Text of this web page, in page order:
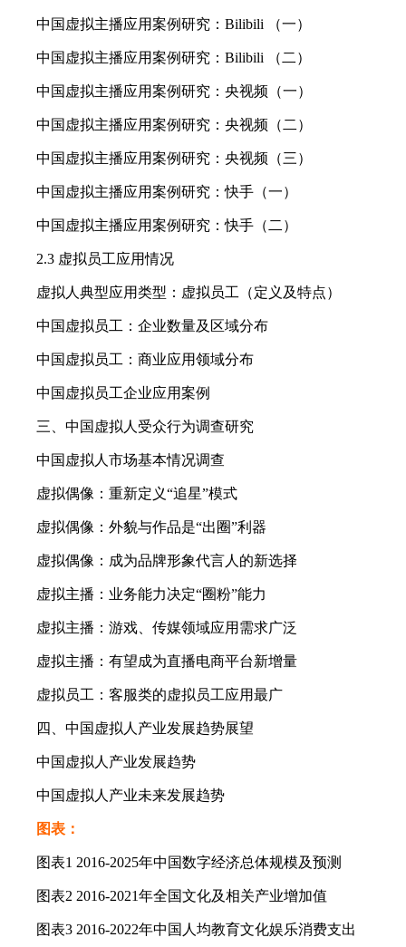
中国虚拟主播应用案例研究：Bilibili （一）
中国虚拟主播应用案例研究：Bilibili （二）
中国虚拟主播应用案例研究：央视频（一）
中国虚拟主播应用案例研究：央视频（二）
中国虚拟主播应用案例研究：央视频（三）
中国虚拟主播应用案例研究：快手（一）
中国虚拟主播应用案例研究：快手（二）
2.3 虚拟员工应用情况
虚拟人典型应用类型：虚拟员工（定义及特点）
中国虚拟员工：企业数量及区域分布
中国虚拟员工：商业应用领域分布
中国虚拟员工企业应用案例
三、中国虚拟人受众行为调查研究
中国虚拟人市场基本情况调查
虚拟偶像：重新定义“追星”模式
虚拟偶像：外貌与作品是“出圈”利器
虚拟偶像：成为品牌形象代言人的新选择
虚拟主播：业务能力决定“圈粉”能力
虚拟主播：游戏、传媒领域应用需求广泛
虚拟主播：有望成为直播电商平台新增量
虚拟员工：客服类的虚拟员工应用最广
四、中国虚拟人产业发展趋势展望
中国虚拟人产业发展趋势
中国虚拟人产业未来发展趋势
图表：
图表1 2016-2025年中国数字经济总体规模及预测
图表2 2016-2021年全国文化及相关产业增加值
图表3 2016-2022年中国人均教育文化娱乐消费支出